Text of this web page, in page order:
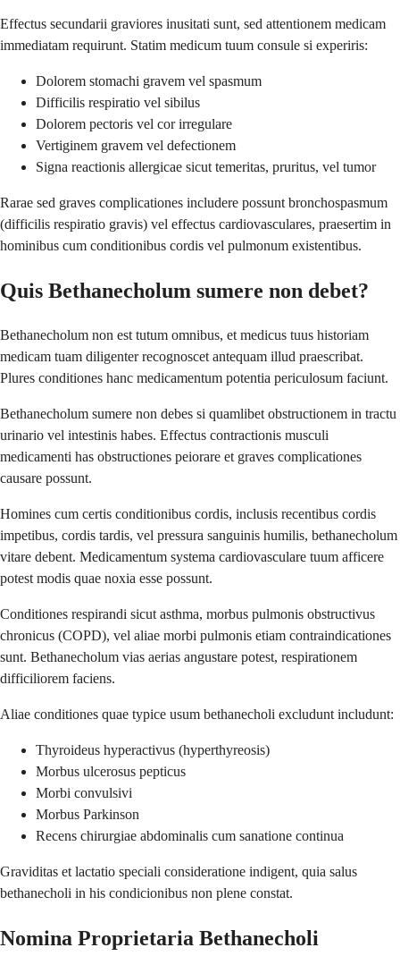
Effectus secundarii graviores inusitati sunt, sed attentionem medicam
immediatam requirunt. Statim medicum tuum consule si experiris:
Dolorem stomachi gravem vel spasmum
Difficilis respiratio vel sibilus
Dolorem pectoris vel cor irregulare
Vertiginem gravem vel defectionem
Signa reactionis allergicae sicut temeritas, pruritus, vel tumor
Rarae sed graves complicationes includere possunt bronchospasmum
(difficilis respiratio gravis) vel effectus cardiovasculares, praesertim in
hominibus cum conditionibus cordis vel pulmonum existentibus.
Quis Bethanecholum sumere non debet?
Bethanecholum non est tutum omnibus, et medicus tuus historiam
medicam tuam diligenter recognoscet antequam illud praescribat.
Plures conditiones hanc medicamentum potentia periculosum faciunt.
Bethanecholum sumere non debes si quamlibet obstructionem in tractu
urinario vel intestinis habes. Effectus contractionis musculi
medicamenti has obstructiones peiorare et graves complicationes
causare possunt.
Homines cum certis conditionibus cordis, inclusis recentibus cordis
impetibus, cordis tardis, vel pressura sanguinis humilis, bethanecholum
vitare debent. Medicamentum systema cardiovasculare tuum afficere
potest modis quae noxia esse possunt.
Conditiones respirandi sicut asthma, morbus pulmonis obstructivus
chronicus (COPD), vel aliae morbi pulmonis etiam contraindicationes
sunt. Bethanecholum vias aerias angustare potest, respirationem
difficiliorem faciens.
Aliae conditiones quae typice usum bethanecholi excludunt includunt:
Thyroideus hyperactivus (hyperthyreosis)
Morbus ulcerosus pepticus
Morbi convulsivi
Morbus Parkinson
Recens chirurgiae abdominalis cum sanatione continua
Graviditas et lactatio speciali consideratione indigent, quia salus
bethanecholi in his condicionibus non plene constat.
Nomina Proprietaria Bethanecholi